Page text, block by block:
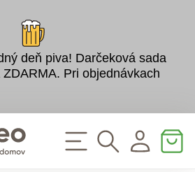
deň piva! Darčeková sada
Pri objednávkach